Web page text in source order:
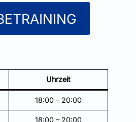
Uhrzeit
18:00 – 20:00
18:00 – 20:00